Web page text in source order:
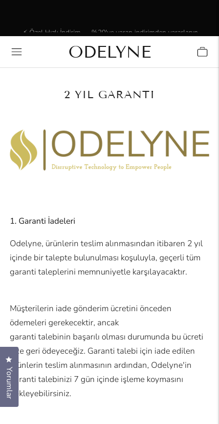
✨ 15.000'den fazla memnun müşteri! Bizimle olduğunuz
için teşekkür ederiz!
ODELYNE
2 YIL GARANTI
1. Garanti İadeleri
Odelyne, ürünlerin teslim alınmasından itibaren 2 yıl
içinde bir talepte bulunulması koşuluyla, geçerli tüm
garanti taleplerini memnuniyetle karşılayacaktır.
Müşterilerin iade gönderim ücretini önceden
ödemeleri gerekecektir, ancak
garanti talebinin başarılı olması durumunda bu ücreti
size geri ödeyeceğiz. Garanti talebi için iade edilen
ürünlerin teslim alınmasının ardından, Odelyne'in
garanti talebinizi 7 gün içinde işleme koymasını
bekleyebilirsiniz.
Yorumlar
Yorumlar diyaloğunu açmak için tıkla